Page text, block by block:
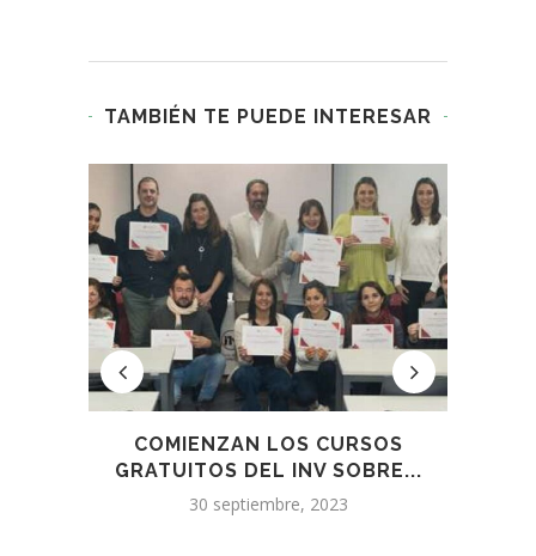
TAMBIÉN TE PUEDE INTERESAR
COMIENZAN LOS CURSOS
GRATUITOS DEL INV SOBRE...
30 septiembre, 2023